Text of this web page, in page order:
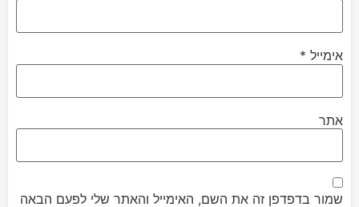
אימייל *
אתר
שמור בדפדפן זה את השם, האימייל והאתר שלי לפעם הבאה